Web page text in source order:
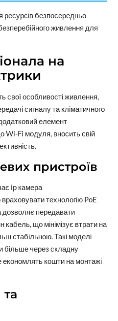
ресурсів безпосередньо
живлення для
на
свої особливості живлення,
сигналу та кліматичного
елемент
Wi-Fi модуля, вносить свій
пристроїв
ip камера
технологію PoE
передавати
кабель, що мінімізує втрати на
стабільною. Такі моделі
більше через складну
економлять кошти на монтажі